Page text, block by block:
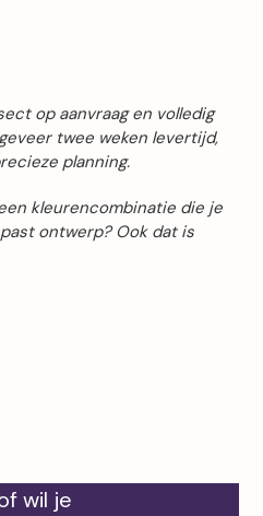
op aanvraag en volledig
twee weken levertijd,
planning.
kleurencombinatie die je
ontwerp? Ook dat is
wil je